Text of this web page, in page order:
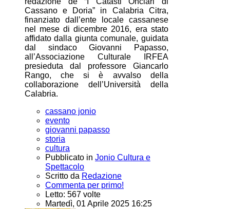
Cassano e Doria” in Calabria Citra,
finanziato dall’ente locale cassanese
nel mese di dicembre 2016, era stato
affidato dalla giunta comunale, guidata
dal sindaco Giovanni Papasso,
all’Associazione Culturale IRFEA
presieduta dal professore Giancarlo
Rango, che si è avvalso della
collaborazione dell’Università della
Calabria.
cassano jonio
evento
giovanni papasso
storia
cultura
Pubblicato in Jonio Cultura e
Spettacolo
Scritto da Redazione
Commenta per primo!
Letto: 567 volte
Martedì, 01 Aprile 2025 16:25